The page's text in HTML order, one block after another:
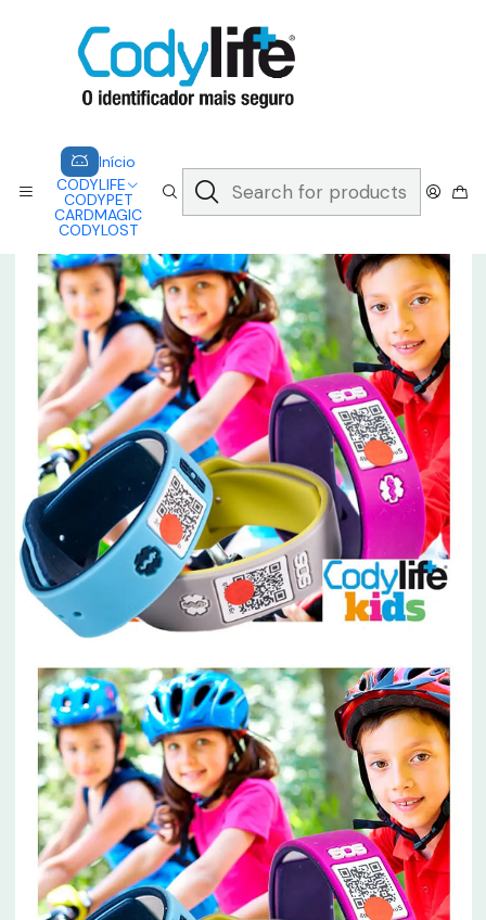
Início
CODYLIFE
CODYPET
CARDMAGIC
CODYLOST
A CODYLIFE PERMITE AOS SOCORRISTAS ACEDER
INSTANTANEAMENTE AOS SEUS DADOS ATRAVÉS DE UM QR CODE
Saber mais